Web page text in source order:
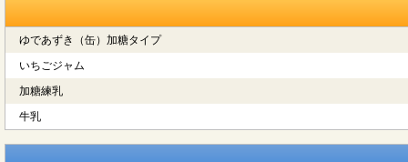
ゆであずき（缶）加糖タイプ
いちごジャム
加糖練乳
牛乳